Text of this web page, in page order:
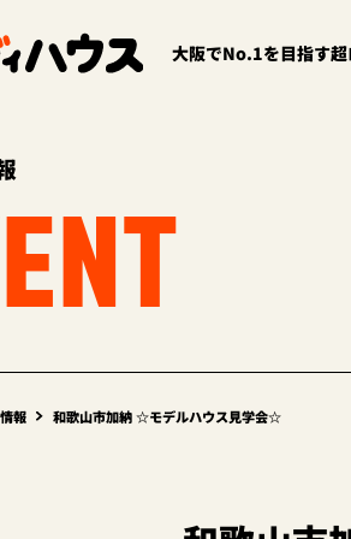
大阪でNo.1を目指す
報 和歌山市加納 ☆モデルハウス見学会☆